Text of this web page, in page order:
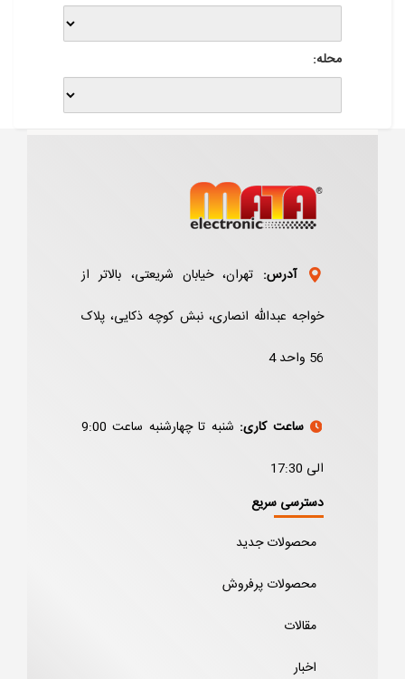
محله:
آدرس: تهران، خیابان شریعتی، بالاتر از
خواجه عبدالله انصاری، نبش کوچه ذکایی، پلاک
56 واحد 4
ساعت کاری:
شنبه تا چهارشنبه ساعت 9:00
الی 17:30
دسترسی سریع
محصولات جدید
محصولات پرفروش
مقالات
اخبار